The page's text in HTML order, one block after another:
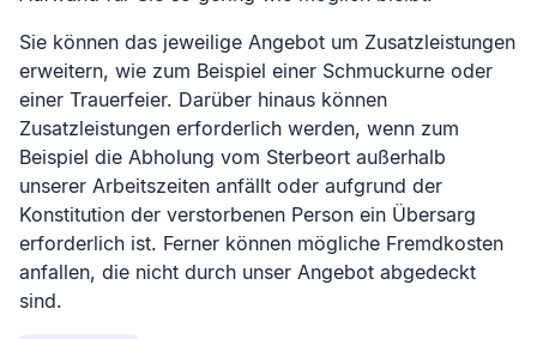
Sie können das jeweilige Angebot um Zusatzleistungen
erweitern, wie zum Beispiel einer Schmuckurne oder
einer Trauerfeier. Darüber hinaus können
Zusatzleistungen erforderlich werden, wenn zum
Beispiel die Abholung vom Sterbeort außerhalb
unserer Arbeitszeiten anfällt oder aufgrund der
Konstitution der verstorbenen Person ein Übersarg
erforderlich ist. Ferner können mögliche Fremdkosten
anfallen, die nicht durch unser Angebot abgedeckt
sind.